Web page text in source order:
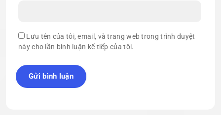
Lưu tên của tôi, email, và trang web trong trình duyệt
này cho lần bình luận kế tiếp của tôi.